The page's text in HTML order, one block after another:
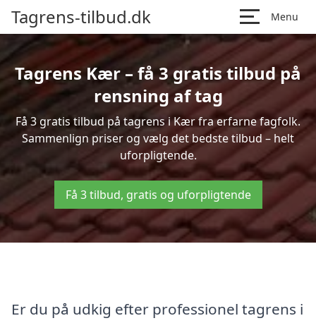
Tagrens-tilbud.dk Menu
Tagrens Kær – få 3 gratis tilbud på
rensning af tag
Få 3 gratis tilbud på tagrens i Kær fra erfarne fagfolk.
Sammenlign priser og vælg det bedste tilbud – helt
uforpligtende.
Få 3 tilbud, gratis og uforpligtende
Er du på udkig efter professionel tagrens i